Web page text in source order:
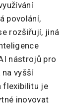
povolání,
rozšiřují, jiná
nástrojů pro
vyšší
flexibilitu je
inovovat